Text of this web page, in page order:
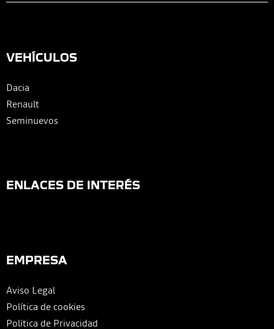
VEHÍCULOS
Dacia
Renault
Seminuevos
ENLACES DE INTERÉS
EMPRESA
Aviso Legal
Política de cookies
Política de Privacidad